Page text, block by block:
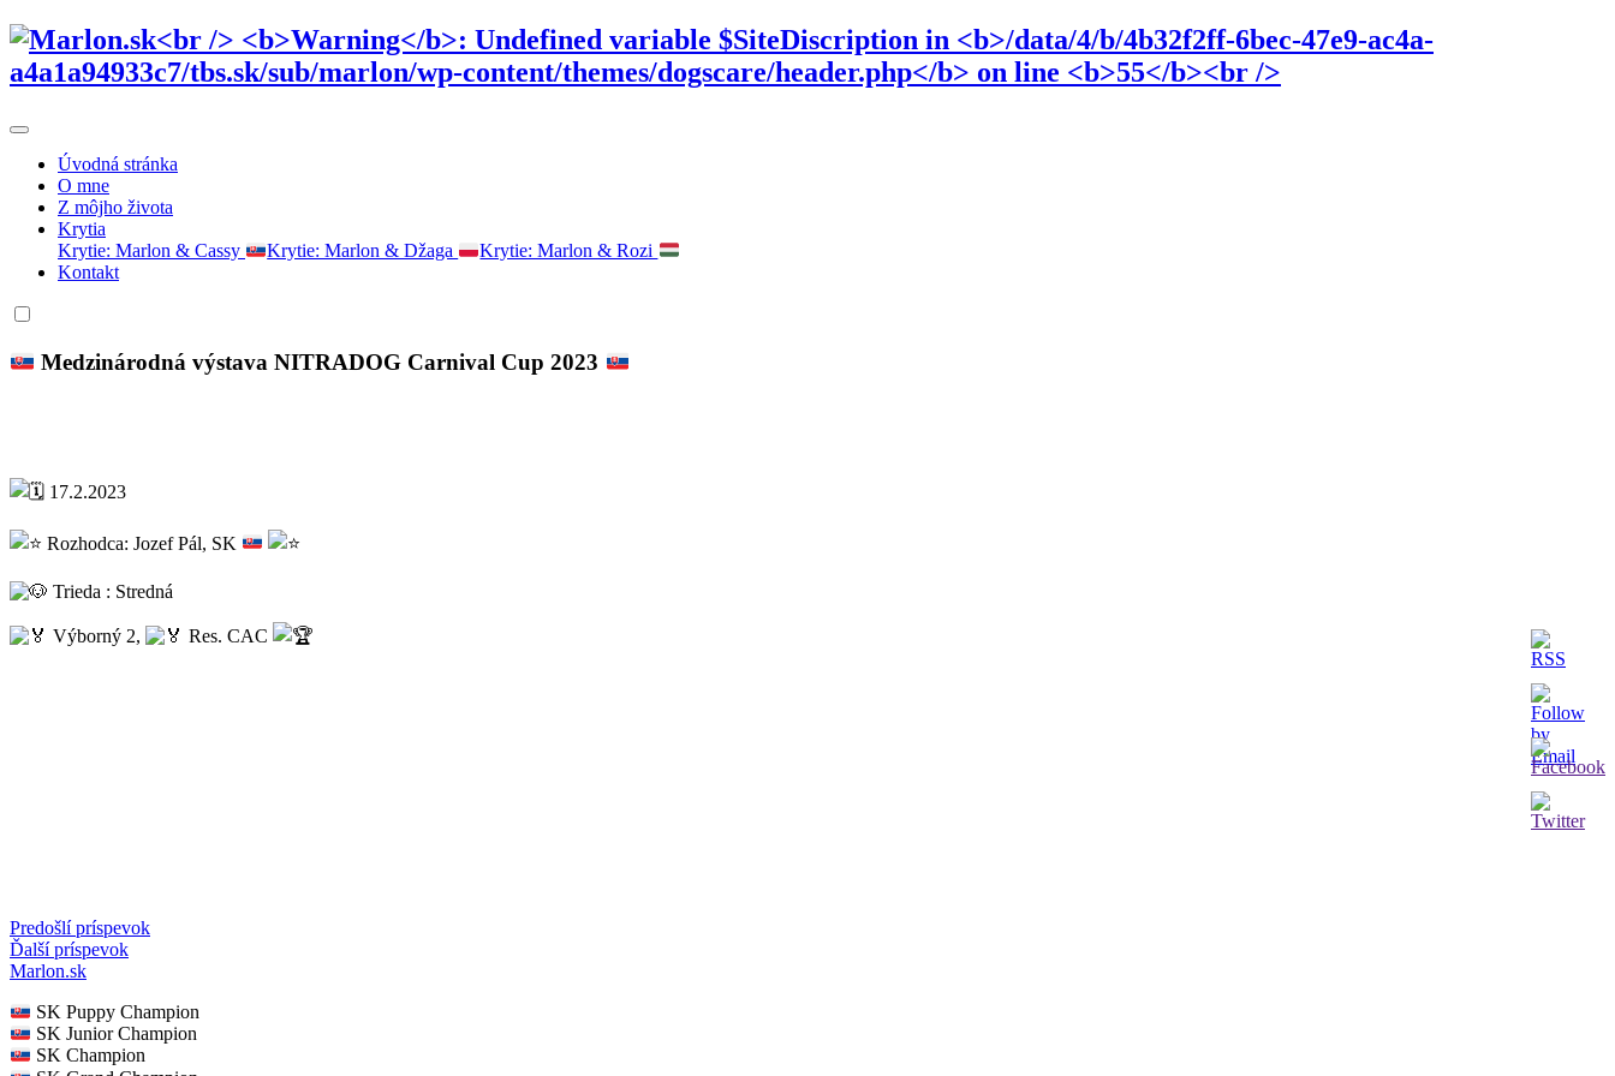
Úvodná stránka
O mne
Z môjho života
Krytia
Krytie: Marlon & Cassy
Krytie: Marlon & Džaga
Krytie: Marlon & Rozi
Kontakt
Medzinárodná výstava NITRADOG Carnival Cup 2023
17.2.2023
Rozhodca: Jozef Pál, SK
Trieda : Stredná
Výborný 2, Res. CAC
Navigácia
v
Predošlí príspevok
Ďalší príspevok
Marlon.sk
SK Puppy Champion
SK Junior Champion
SK Champion